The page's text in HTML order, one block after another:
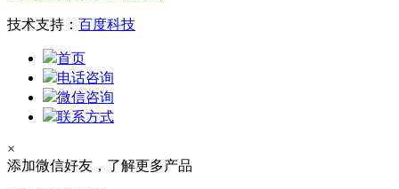
技术支持： 百度科技
首页
电话咨询
微信咨询
联系方式
×
添加微信好友，了解更多产品